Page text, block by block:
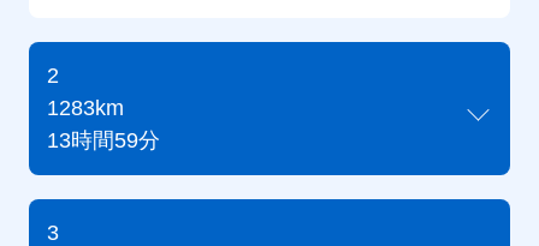
2
1283km
13時間59分
3